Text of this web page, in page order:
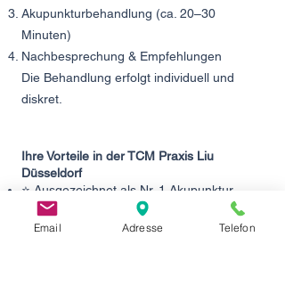
Akupunkturbehandlung (ca. 20–30
Minuten)
Nachbesprechung & Empfehlungen
Die Behandlung erfolgt individuell und
diskret.
Ihre Vorteile in der TCM Praxis Liu
Düsseldorf
⭐ Ausgezeichnet als Nr. 1 Akupunktur
Düsseldorf — ThreeBestRated.de
⭐ Mehrfach ausgezeichnet mit
Email Adresse Telefon